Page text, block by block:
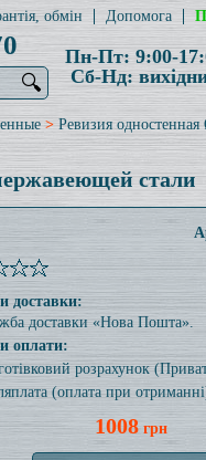
обмін Допомога
🔍
Пн-Пт: 9:00-
Сб-Нд:
> Ревизия
стали
доставки:
доставки «Нова Пошта».
оплати:
розрахунок
(оплата при
1008грн